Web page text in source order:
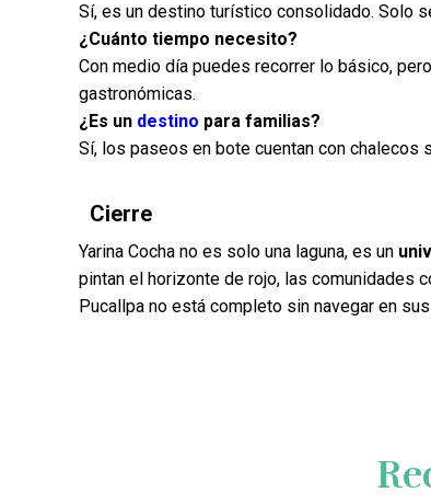
Sí, es un destino turístico consolidado. Solo
¿Cuánto tiempo necesito?
Con medio día puedes recorrer lo básico,
gastronómicas.
¿Es un destino para familias?
Sí, los paseos en bote cuentan con chalecos
Cierre
Yarina Cocha no es solo una laguna, es un
pintan el horizonte de rojo, las comunidades
Pucallpa no está completo sin navegar en